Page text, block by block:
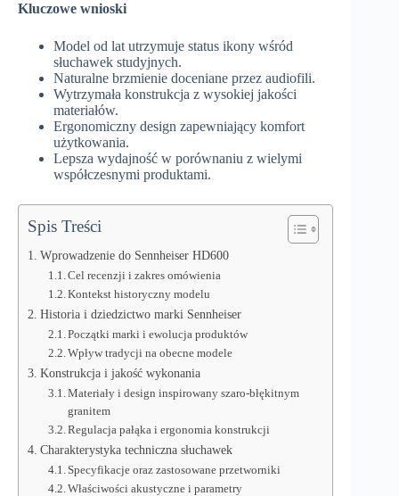
Kluczowe wnioski
Model od lat utrzymuje status ikony wśród
słuchawek studyjnych.
Naturalne brzmienie doceniane przez audiofili.
Wytrzymała konstrukcja z wysokiej jakości
materiałów.
Ergonomiczny design zapewniający komfort
użytkowania.
Lepsza wydajność w porównaniu z wielymi
współczesnymi produktami.
Spis Treści
Wprowadzenie do Sennheiser HD600
Cel recenzji i zakres omówienia
Kontekst historyczny modelu
Historia i dziedzictwo marki Sennheiser
Początki marki i ewolucja produktów
Wpływ tradycji na obecne modele
Konstrukcja i jakość wykonania
Materiały i design inspirowany szaro-błękitnym
granitem
Regulacja pałąka i ergonomia konstrukcji
Charakterystyka techniczna słuchawek
Specyfikacje oraz zastosowane przetworniki
Właściwości akustyczne i parametry